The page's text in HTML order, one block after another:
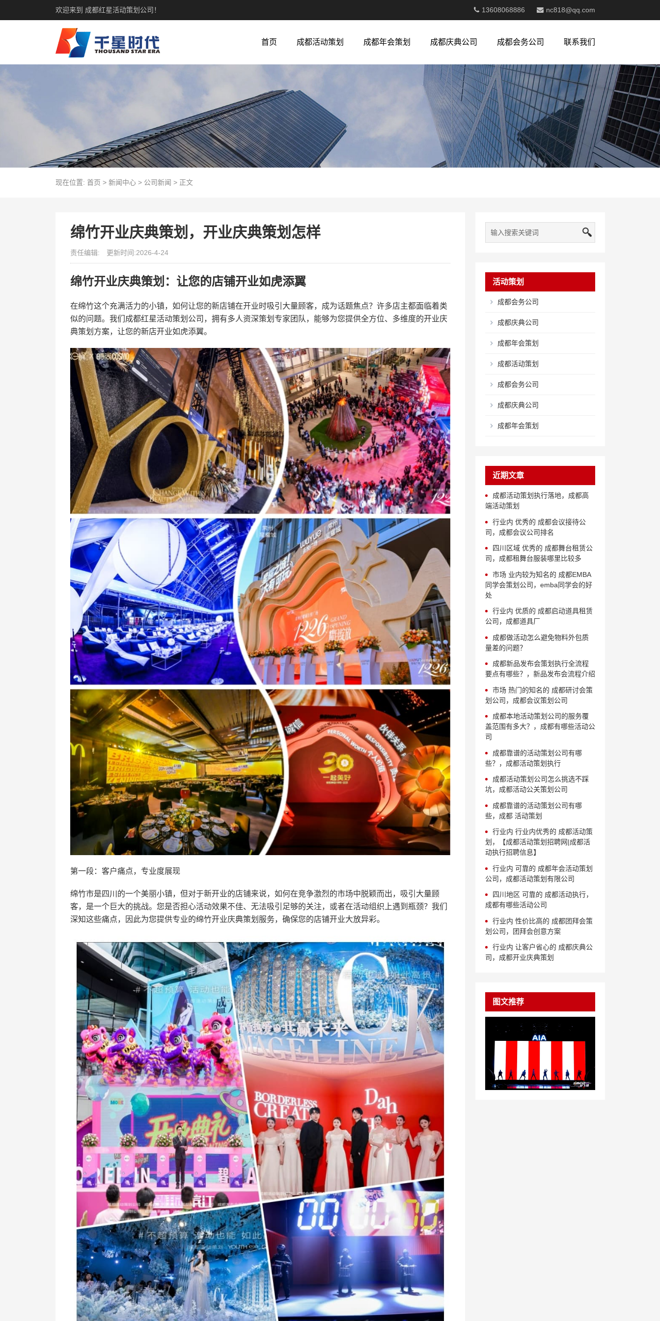
欢迎来到 成都红星活动策划公司！ 13608068886 nc818@qq.com
首页 成都活动策划 成都年会策划 成都庆典公司 成都会务公司 联系我们
现在位置: 首页 > 新闻中心> 公司新闻 > 正文
绵竹开业庆典策划，开业庆典策划怎样
责任编辑: 更新时间:2026-4-24
绵竹开业庆典策划：让您的店铺开业如虎添翼
在绵竹这个充满活力的小镇，如何让您的新店铺在开业时吸引大量顾客，成为话题焦点？许多店主都面临着类
似的问题。我们成都红星活动策划公司，拥有多人资深策划专家团队，能够为您提供全方位、多维度的开业庆
典策划方案，让您的新店开业如虎添翼。
第一段：客户痛点，专业度展现
绵竹市是四川的一个美丽小镇，但对于新开业的店铺来说，如何在竞争激烈的市场中脱颖而出，吸引大量顾
客，是一个巨大的挑战。您是否担心活动效果不佳、无法吸引足够的关注，或者在活动组织上遇到瓶颈？我们
深知这些痛点，因此为您提供专业的绵竹开业庆典策划服务，确保您的店铺开业大放异彩。
活动策划
成都会务公司
成都庆典公司
成都年会策划
成都活动策划
成都会务公司
成都庆典公司
成都年会策划
近期文章
成都活动策划执行落地，成都高
端活动策划
行业内 优秀的 成都会议接待公
司，成都会议公司排名
四川区域 优秀的 成都舞台租赁公
司，成都租舞台服装哪里比较多
市场 业内较为知名的 成都EMBA
同学会策划公司，emba同学会的好
处
行业内 优质的 成都启动道具租赁
公司，成都道具厂
成都做活动怎么避免物料外包质
量差的问题？
成都新品发布会策划执行全流程
要点有哪些？，新品发布会流程介绍
市场 热门的知名的 成都研讨会策
划公司，成都会议策划公司
成都本地活动策划公司的服务覆
盖范围有多大？，成都有哪些活动公
司
成都靠谱的活动策划公司有哪
些？，成都活动策划执行
成都活动策划公司怎么挑选不踩
坑，成都活动公关策划公司
成都靠谱的活动策划公司有哪
些，成都 活动策划
行业内 行业内优秀的 成都活动策
划，【成都活动策划招聘网|成都活
动执行招聘信息】
行业内 可靠的 成都年会活动策划
公司，成都活动策划有限公司
四川地区 可靠的 成都活动执行，
成都有哪些活动公司
行业内 性价比高的 成都团拜会策
划公司，团拜会创意方案
行业内 让客户省心的 成都庆典公
司，成都开业庆典策划
图文推荐